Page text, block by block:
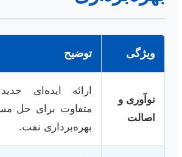
ویژگی توضیح
نوآوری و
اصالت
ارائه ایده‌ای
متفاوت برای حل
بهره‌برداری نفت.